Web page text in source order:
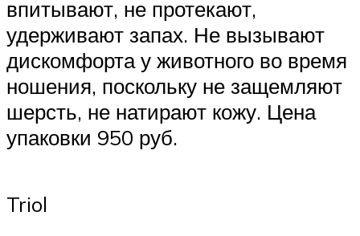
впитывают, не протекают,
удерживают запах. Не вызывают
дискомфорта у животного во время
ношения, поскольку не защемляют
шерсть, не натирают кожу. Цена
упаковки 950 руб.
Triol